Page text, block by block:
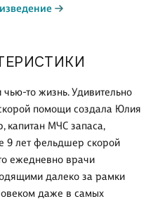
то жизнь. Удивительно
помощи создала Юлия
МЧС запаса,
9 лет фельдшер скорой
ежедневно врачи
далеко за рамки
даже в самых